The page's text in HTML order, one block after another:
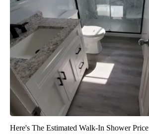
Here's The Estimated Walk-In Shower